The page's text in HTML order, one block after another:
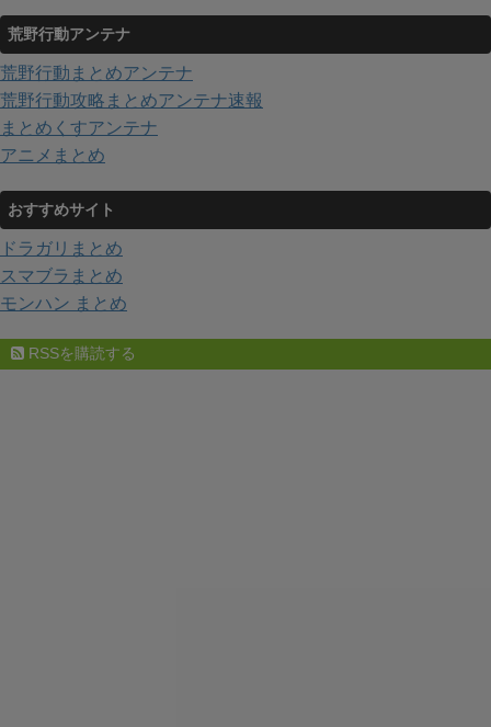
荒野行動アンテナ
荒野行動まとめアンテナ
荒野行動攻略まとめアンテナ速報
まとめくすアンテナ
アニメまとめ
おすすめサイト
ドラガリまとめ
スマブラまとめ
モンハン まとめ
RSSを購読する